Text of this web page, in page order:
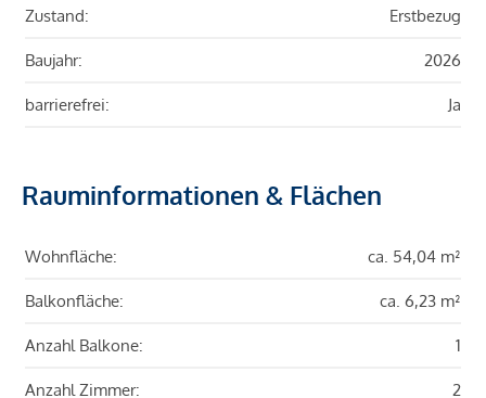
Zustand: Erstbezug
Baujahr: 2026
barrierefrei: Ja
Rauminformationen & Flächen
Wohnfläche: ca. 54,04 m²
Balkonfläche: ca. 6,23 m²
Anzahl Balkone: 1
Anzahl Zimmer: 2